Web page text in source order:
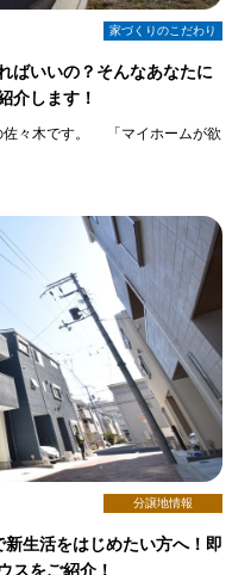
家づくりのこだわり
ばいいの？そんなあなたに
介します！
佐々木です。 「マイホームが欲
分譲地情報
新生活をはじめたい方へ！即
スをご紹介！